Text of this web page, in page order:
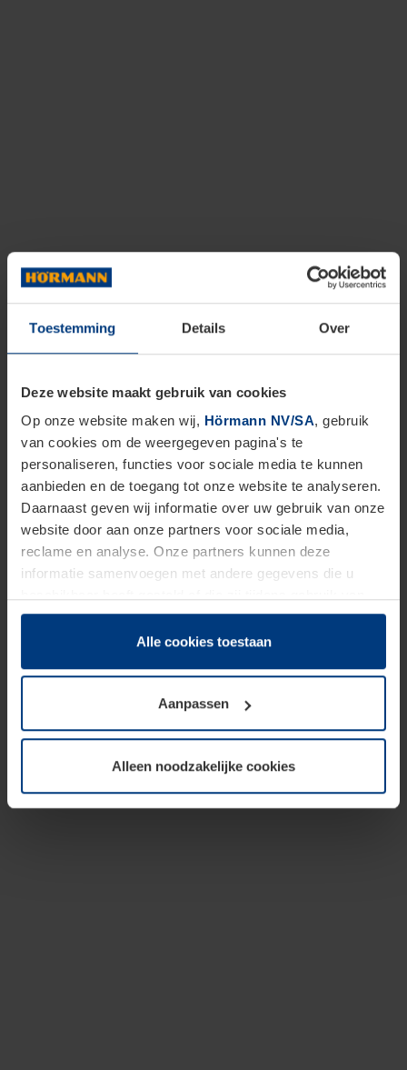
Toestemming Details Over
Deze website maakt gebruik van cookies
Op onze website maken wij, Hörmann NV/SA, gebruik
van cookies om de weergegeven pagina's te
personaliseren, functies voor sociale media te kunnen
aanbieden en de toegang tot onze website te analyseren.
Daarnaast geven wij informatie over uw gebruik van onze
website door aan onze partners voor sociale media,
reclame en analyse. Onze partners kunnen deze
informatie samenvoegen met andere gegevens die u
hun diensten hebben verzameld.
Juridisch hebben wij het recht om cookies op uw
van deze pagina's absoluut vereist is. Voor alle andere
soorten cookies is uw toestemming benodigd. Uw
toestemming kunt u op elk moment bij de uitleg van de
wijzigen of herroepen.
Alle cookies toestaan
Aanpassen
Alleen noodzakelijke cookies